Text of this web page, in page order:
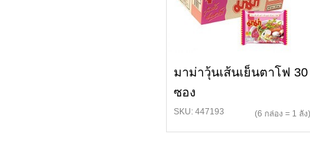
มาม่าวุ้นเส้นเย็นตาโฟ 30
ซอง
SKU: 447193 (6 กล่อง = 1 ลัง)